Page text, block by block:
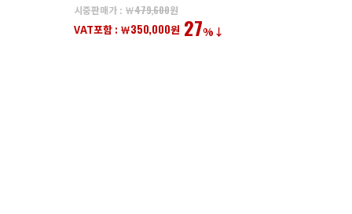
시중판매가 : ￦479,600원
VAT포함 : ￦350,000원 27%↓